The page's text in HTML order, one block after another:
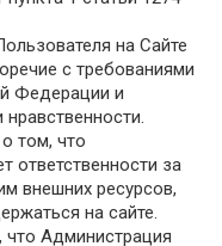
на Сайте
с требованиями
Федерации и
том, что
ответственности за
внешних ресурсов,
на сайте.
что Администрация